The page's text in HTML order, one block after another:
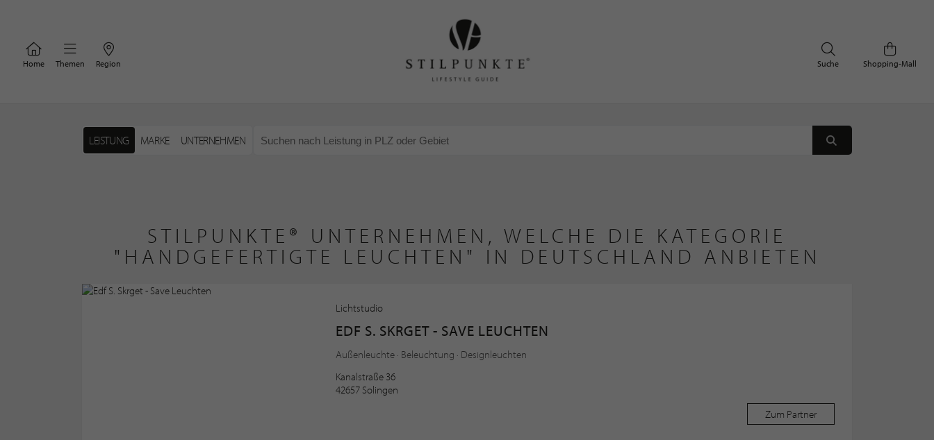
Home Themen Region Shopping-Mall
Suche
LEISTUNG MARKE UNTERNEHMEN
STILPUNKTE® UNTERNEHMEN, WELCHE DIE KATEGORIE
"HANDGEFERTIGTE LEUCHTEN" IN DEUTSCHLAND ANBIETEN
Lichtstudio
EDF S. SKRGET - SAVE LEUCHTEN
Außenleuchte · Beleuchtung · Designleuchten
Kanalstraße 36
42657 Solingen
Zum Partner